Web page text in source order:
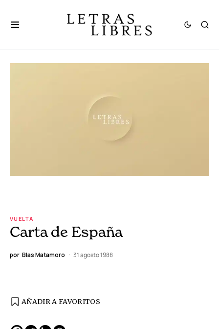
VUELTA
Carta de España
por Blas Matamoro 31 agosto 1988
AÑADIR A FAVORITOS